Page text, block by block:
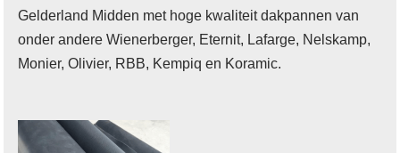
Gelderland Midden met hoge kwaliteit dakpannen van
onder andere Wienerberger, Eternit, Lafarge, Nelskamp,
Monier, Olivier, RBB, Kempiq en Koramic.